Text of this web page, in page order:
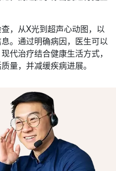
，从X光到超声心动图，以
。通过明确病因，医生可以
代治疗结合健康生活方式，
量，并减缓疾病进展。